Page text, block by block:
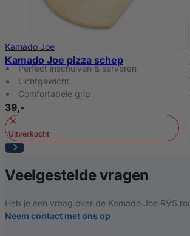
Kamado Joe
Kamado Joe pizza schep
Perfect inschuiven & serveren
Lichtgewicht
Comfortabele grip
39,-
Uitverkocht
Veelgestelde vragen
Heb je een vraag over de Kamado Joe RVS
Neem contact met ons op